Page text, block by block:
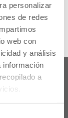
personalizar
de redes
web con
y análisis
información
a